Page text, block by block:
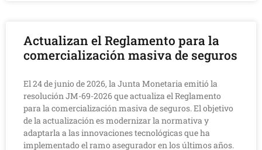
Actualizan el Reglamento para la
comercialización masiva de seguros
El 24 de junio de 2026, la Junta Monetaria emitió la
resolución JM-69-2026 que actualiza el Reglamento
para la comercialización masiva de seguros. El objetivo
de la actualización es modernizar la normativa y
adaptarla a las innovaciones tecnológicas que ha
implementado el ramo asegurador en los últimos años.